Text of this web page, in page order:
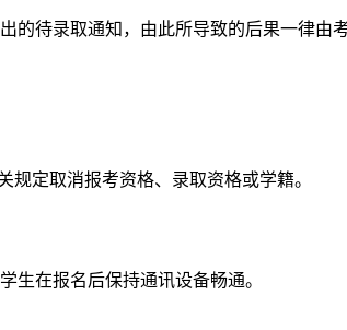
的待录取通知，由此所导致的后果一律由
定取消报考资格、录取资格或学籍。
生在报名后保持通讯设备畅通。